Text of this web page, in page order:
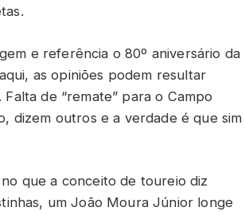
e referência o 80º aniversário da
as opiniões podem resultar
de “remate” para o Campo
dizem outros e a verdade é que sim
que a conceito de toureio diz
um João Moura Júnior longe